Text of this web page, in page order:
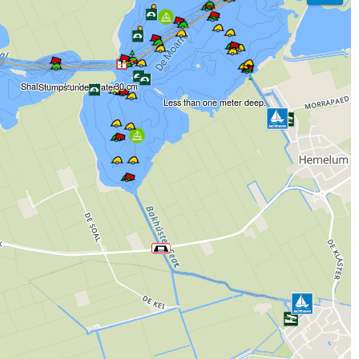
Stumps under water
Shallow water, less than 80 cm
Less than one meter deep.